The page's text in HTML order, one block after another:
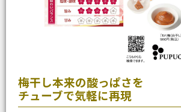
梅干し本来の酸っぱさを
チューブで気軽に再現